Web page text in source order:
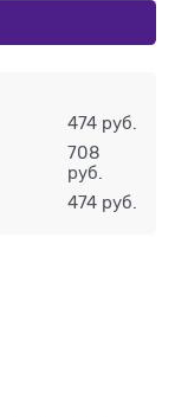
474 руб.
708
руб.
474 руб.